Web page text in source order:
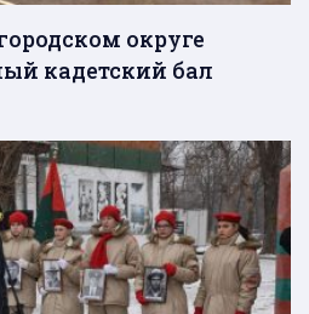
округе
кадетский бал